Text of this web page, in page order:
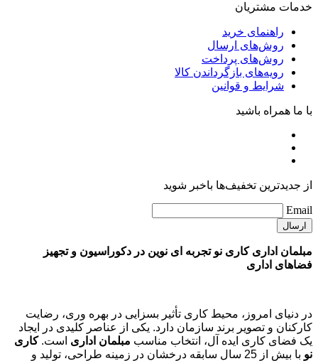
خدمات مشتریان
راهنمای خرید
روش‌های ارسال
روش‌های پرداخت
رویه‌های بازگرداندن کالا
شرایط و قوانین
با ما همراه باشید
از جدیدترین تخفیف‌ها باخبر شوید
Email
مبلمان اداری کاری نو تجربه ای نوین در دکوراسیون و تجهیز
فضاهای اداری
در دنیای امروز، محیط کاری تأثیر بسزایی در بهره وری، رضایت
کارکنان و تصویر برند سازمان دارد. یکی از عناصر کلیدی در ایجاد
یک فضای کاری ایده آل، انتخاب مناسب مبلمان اداری است.کاری
نو
با بیش از 25 سال سابقه درخشان در زمینه طراحی، تولید و